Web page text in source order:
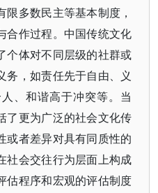
多数民主等基本制度，
合作过程。中国传统文化
个体对不同层级的社群或
务，如责任先于自由、义
、和谐高于冲突等。当
了更为广泛的社会文化传
或者差异对具有同质性的
社会交往行为层面上构成
估程序和宏观的评估制度